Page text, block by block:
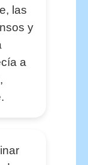
las
y
a